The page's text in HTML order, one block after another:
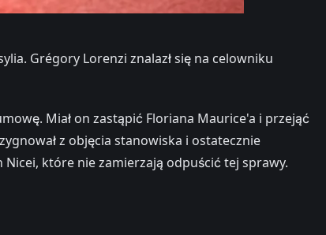
Grégory Lorenzi znalazł się na celowniku
Miał on zastąpić Floriana Maurice'a i przejąć
z objęcia stanowiska i ostatecznie
Nicei, które nie zamierzają odpuścić tej sprawy.